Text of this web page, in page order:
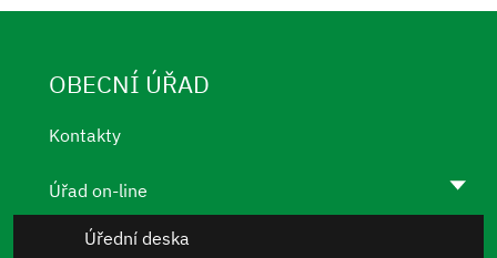
OBECNÍ ÚŘAD
Kontakty
Úřad on-line
Úřední deska